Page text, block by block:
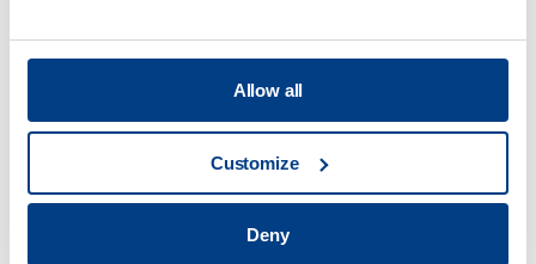
Allow all
Customize
Deny
퀸터스는 트레스타 레이저의 시장 확대와 생
산성 향상을 지원합니다.